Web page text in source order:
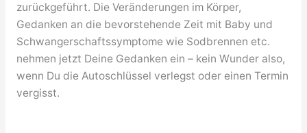
zurückgeführt. Die Veränderungen im Körper,
Gedanken an die bevorstehende Zeit mit Baby und
Schwangerschaftssymptome wie Sodbrennen etc.
nehmen jetzt Deine Gedanken ein – kein Wunder also,
wenn Du die Autoschlüssel verlegst oder einen Termin
vergisst.